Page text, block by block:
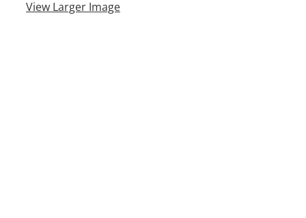
View Larger Image